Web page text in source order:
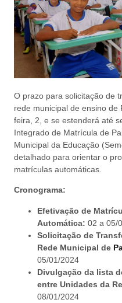
O prazo para solicitação de
rede municipal de ensino de
feira, 2, e se estenderá até
Integrado de Matrícula de
Municipal da Educação
detalhado para orientar o
matrículas automáticas.
Cronograma:
Efetivação de
Automática: 02 a 05/
Solicitação de
Rede Municipal de
05/01/2024
Divulgação da lista
entre Unidades da
08/01/2024